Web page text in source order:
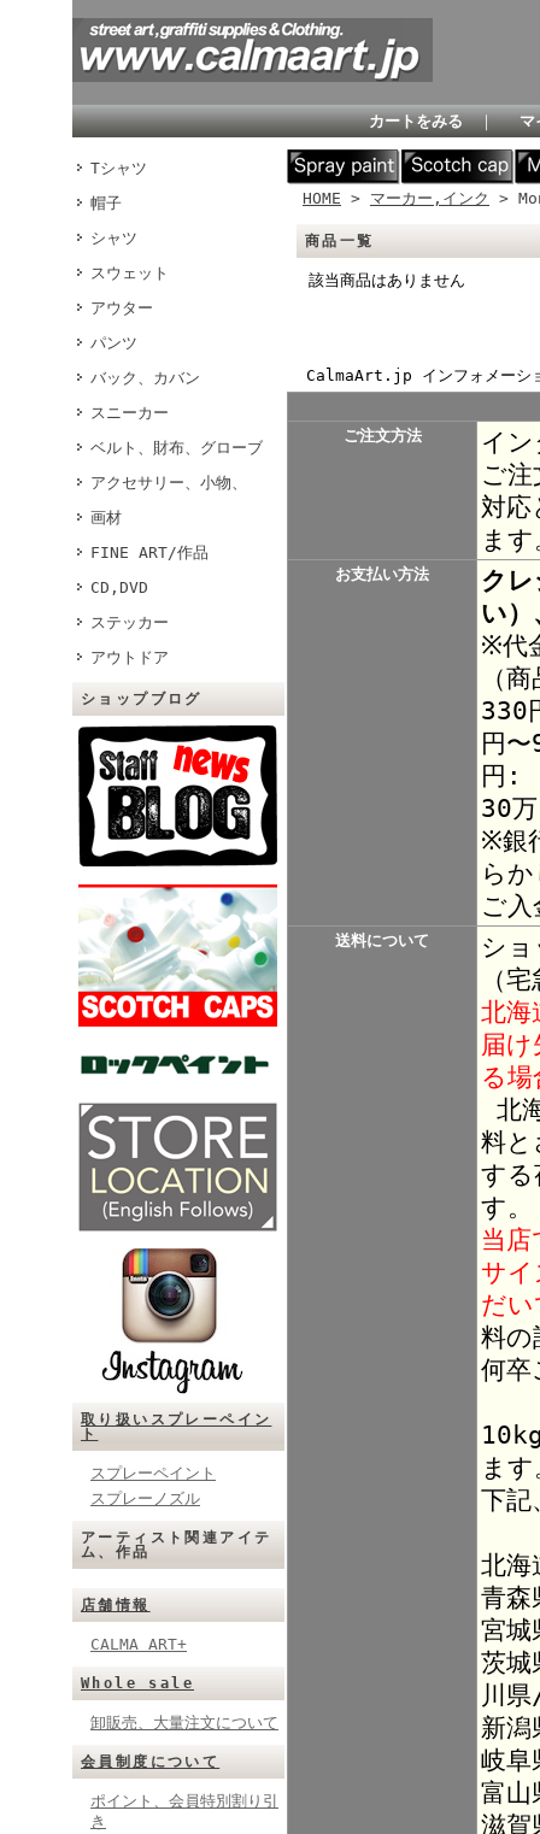
カートをみる ｜ マ
Tシャツ
帽子
シャツ
スウェット
アウター
パンツ
バック、カバン
スニーカー
ベルト、財布、グローブ
アクセサリー、小物、
画材
FINE ART/作品
CD,DVD
ステッカー
アウトドア
ショップブログ
取り扱いスプレーペイン
ト
スプレーペイント
スプレーノズル
アーティスト関連アイテ
ム、作品
店舗情報
CALMA ART+
Whole sale
卸販売、大量注文について
会員制度について
ポイント、会員特別割り引
き
HOME > マーカー,インク >
商品一覧
該当商品はありません
CalmaArt.jp インフォメーシ
ご注文方法
イ
ご
対
ま
お支払い方法
ク
い）
※代
（
330
円
円:
30
※銀
ら
ご
送料について
シ
（
北海
届
る
北
料と
する
す。
当
サ
だ
料の
何卒
ま
下記
北海
青
宮
茨
川
新
岐
富
滋